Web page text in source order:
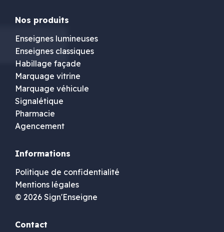
Nos produits
Enseignes lumineuses
Enseignes classiques
Habillage façade
Marquage vitrine
Marquage véhicule
Signalétique
Pharmacie
Agencement
Informations
Politique de confidentialité
Mentions légales
© 2026 Sign'Enseigne
Contact